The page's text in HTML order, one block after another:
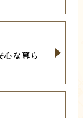
な暮ら